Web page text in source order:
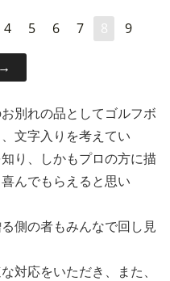
4 5 6 7 8 9
別れの品としてゴルフボ
文字入りを考えてい
り、しかもプロの方に描
んでもらえると思い
側の者もみんなで回し見
対応をいただき、また、